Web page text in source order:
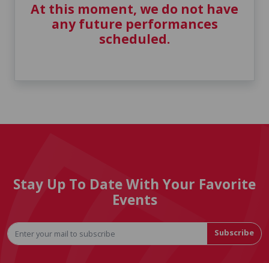
At this moment, we do not have
any future performances
scheduled.
Stay Up To Date With Your Favorite
Events
Subscribe